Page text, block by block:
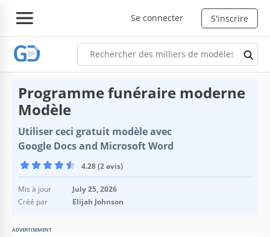
Se connecter S'inscrire
Programme funéraire moderne
Modèle
Utiliser ceci gratuit modèle avec
Google Docs and Microsoft Word
4.28 (2 avis)
Mis à jour
July 25, 2026
Créé par
Elijah Johnson
ADVERTISEMENT